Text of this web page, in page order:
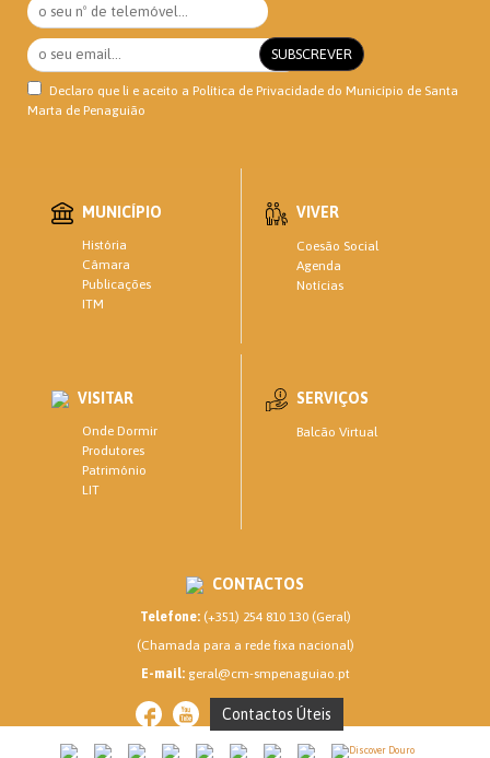
Declaro que li e aceito a Política de Privacidade do Município de Santa
Marta de Penaguião
MUNICÍPIO
História
Câmara
Publicações
ITM
VIVER
Coesão Social
Agenda
Notícias
VISITAR
Onde Dormir
Produtores
Património
LIT
SERVIÇOS
Balcão Virtual
CONTACTOS
Telefone:(+351) 254 810 130 (Geral)
(Chamada para a rede fixa nacional)
E-mail:geral@cm-smpenaguiao.pt
Contactos Úteis